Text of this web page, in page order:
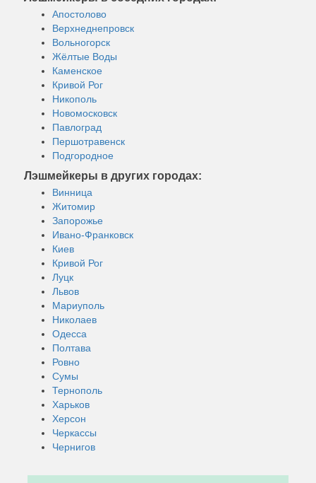
Апостолово
Верхнеднепровск
Вольногорск
Жёлтые Воды
Каменское
Кривой Рог
Никополь
Новомосковск
Павлоград
Першотравенск
Подгородное
Лэшмейкеры в других городах:
Винница
Житомир
Запорожье
Ивано-Франковск
Киев
Кривой Рог
Луцк
Львов
Мариуполь
Николаев
Одесса
Полтава
Ровно
Сумы
Тернополь
Харьков
Херсон
Черкассы
Чернигов